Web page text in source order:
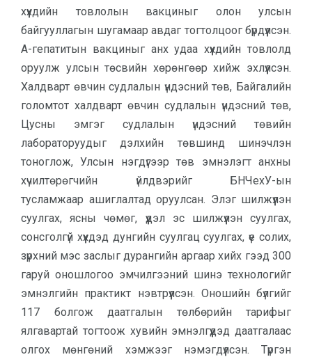
хүүхдийн товлолын вакциныг олон улсын
байгууллагын шугамаар авдаг тогтолцоог бүрдүүлсэн.
А-гепатитын вакциныг анх удаа хүүхдийн товлолд
оруулж улсын төсвийн хөрөнгөөр хийж эхлүүлсэн.
Халдварт өвчин судлалын үндэсний төв, Байгалийн
голомтот халдварт өвчин судлалын үндэсний төв,
Цусны эмгэг судлалын үндэсний төвийн
лабораторуудыг дэлхийн төвшинд шинэчлэн
тоноглож, Улсын нэгдүгээр төв эмнэлэгт анхны
хүчилтөрөгчийн үйлдвэрийг БНЧехУ-ын
тусламжаар ашиглалтад оруулсан. Элэг шилжүүлэн
суулгах, ясны чөмөг, үүдэл эс шилжүүлэн суулгах,
сонсголгүй хүүхдэд дунгийн суулгац суулгах, үе солих,
зүрхний мэс заслыг дурангийн аргаар хийх гээд 300
гаруй оношлогоо эмчилгээний шинэ технологийг
эмнэлгийн практикт нэвтрүүлсэн. Оношийн бүлгийг
117 болгож даатгалын төлбөрийн тарифыг
ялгавартай тогтоож хувийн эмнэлгүүдэд даатгалаас
олгох мөнгөний хэмжээг нэмэгдүүлсэн. Түргэн